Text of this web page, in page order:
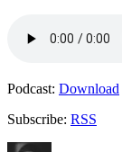
Podcast: Download
Subscribe: RSS